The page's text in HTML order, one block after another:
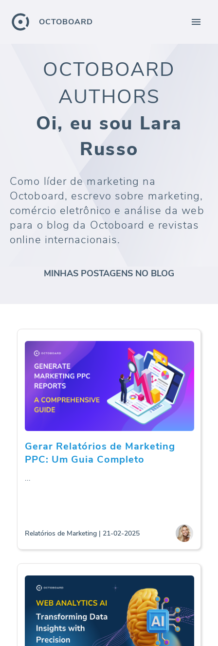
OCTOBOARD
OCTOBOARD
AUTHORS
Oi, eu sou Lara
Russo
Como líder de marketing na
Octoboard, escrevo sobre marketing,
comércio eletrônico e análise da web
para o blog da Octoboard e revistas
online internacionais.
MINHAS POSTAGENS NO BLOG
Gerar Relatórios de Marketing
PPC: Um Guia Completo
...
Relatórios de Marketing | 21-02-2025